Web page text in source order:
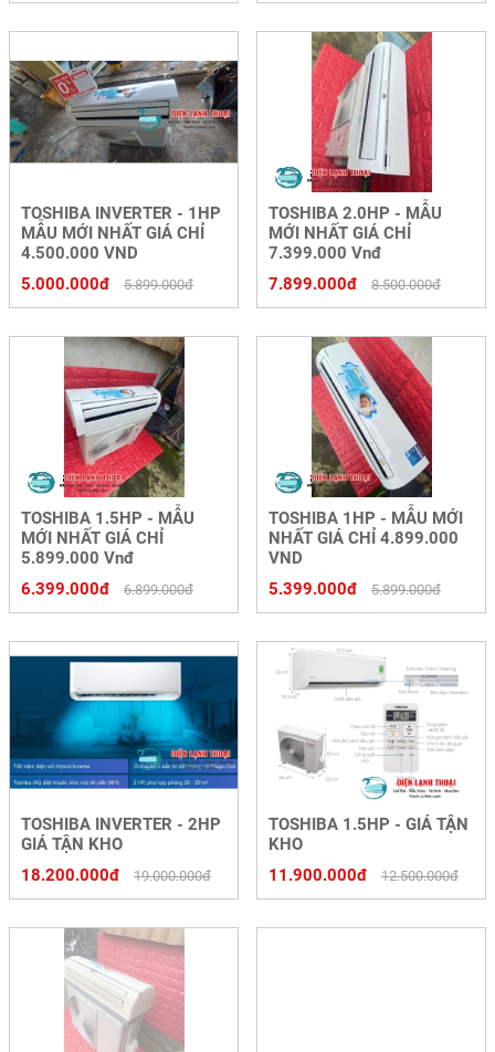
TOSHIBA INVERTER - 1HP
MẪU MỚI NHẤT GIÁ CHỈ
4.500.000 VND
5.000.000đ
5.899.000đ
TOSHIBA 2.0HP - MẪU
MỚI NHẤT GIÁ CHỈ
7.399.000 Vnđ
7.899.000đ
8.500.000đ
TOSHIBA 1.5HP - MẪU
MỚI NHẤT GIÁ CHỈ
5.899.000 Vnđ
6.399.000đ
6.899.000đ
TOSHIBA 1HP - MẪU MỚI
NHẤT GIÁ CHỈ 4.899.000
VND
5.399.000đ
5.899.000đ
TOSHIBA INVERTER - 2HP
GIÁ TẬN KHO
18.200.000đ
19.000.000đ
TOSHIBA 1.5HP - GIÁ TẬN
KHO
11.900.000đ
12.500.000đ